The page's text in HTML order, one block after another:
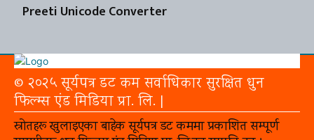
Preeti Unicode Converter
© २०२५ सूर्यपत्र डट कम सर्वाधिकार सुरक्षित धुन
फिल्म्स एंड मिडिया प्रा. लि. |
स्रोतहरू खुलाइएका बाहेक सूर्यपत्र डट कममा प्रकाशित सम्पूर्ण